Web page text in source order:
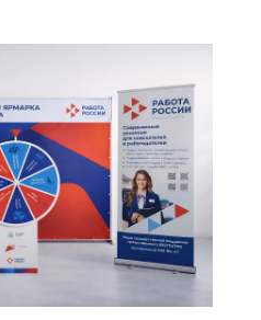
и согласие с политикой
на получение
рассылок